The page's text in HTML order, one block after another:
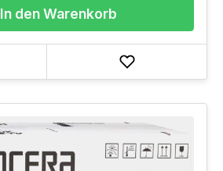
In den Warenkorb